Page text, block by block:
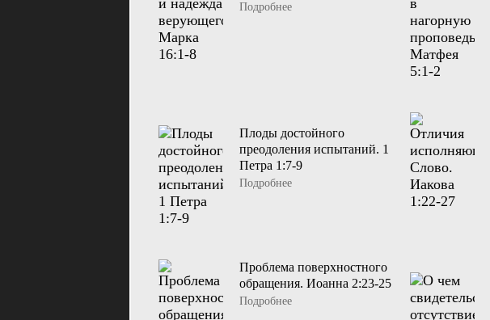
Подробнее
Плоды достойного
преодоления испытаний. 1
Петра 1:7-9
Подробнее
Проблема поверхностного
обращения. Иоанна 2:23-25
Подробнее